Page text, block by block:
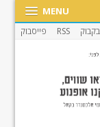
MENU
RSS פייסבוק